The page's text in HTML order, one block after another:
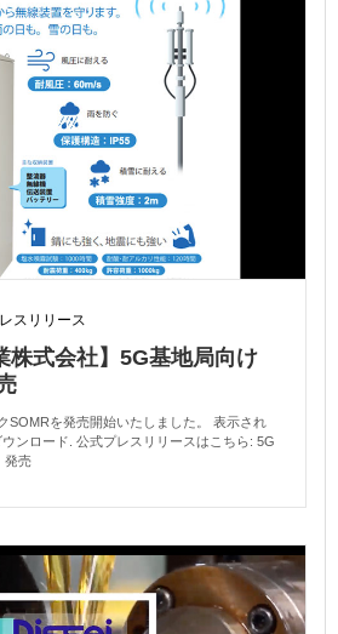
スリリース
株式会社】5G基地局向け
SOMRを発売開始いたしました。 表示され
ンロード. 公式プレスリリースはこちら: 5G
発売